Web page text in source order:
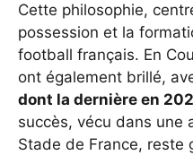
Cette philosophie,
possession et la
football français. En
ont également brillé,
dont la dernière en
succès, vécu dans une
Stade de France, reste